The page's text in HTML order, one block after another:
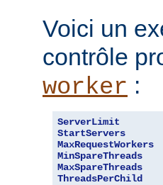
Voici un
contrôle
worker :
ServerLimit
StartServers
MaxRequestWorkers
MinSpareThreads
MaxSpareThreads
ThreadsPerChild